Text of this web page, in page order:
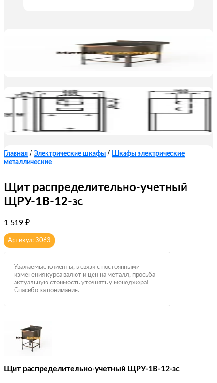
Главная / Электрические шкафы / Шкафы электрические
металлические
Щит распределительно-учетный
ЩРУ-1В-12-зс
1 519 ₽
Артикул: 3063
Уважаемые клиенты, в связи с постоянными
изменения курса валют и цен на металл, просьба
актуальную стоимость уточнять у менеджера!
Спасибо за понимание.
Щит распределительно-учетный ЩРУ-1В-12-зс